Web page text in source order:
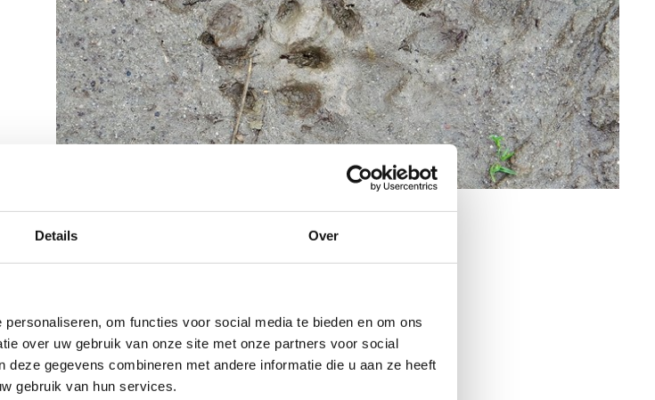
Details Over
om functies voor social media te bieden en om ons
over uw gebruik van onze site met onze partners voor social
gegevens combineren met andere informatie die u aan ze heeft
gebruik van hun services.